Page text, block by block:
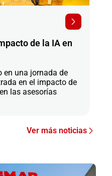
de la IA en
en una jornada de
en el impacto de
las asesorías
Ver más noticias